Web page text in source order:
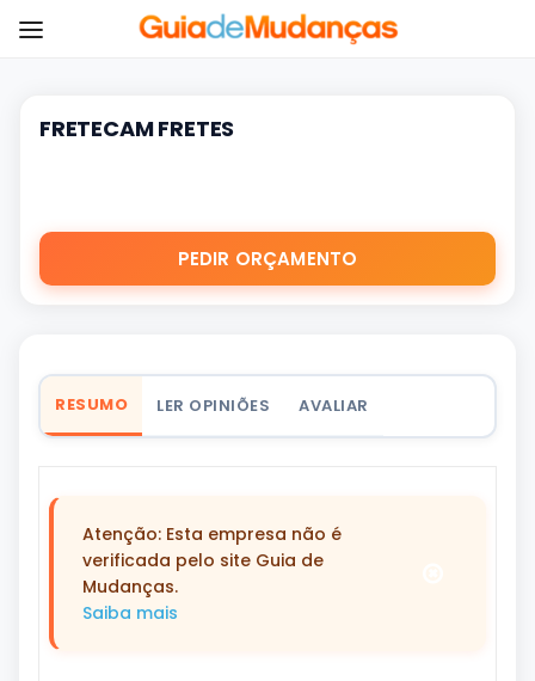
FRETECAM FRETES
PEDIR ORÇAMENTO
RESUMO LER OPINIÕES AVALIAR
Atenção: Esta empresa não é
verificada pelo site Guia de
Mudanças.
Saiba mais